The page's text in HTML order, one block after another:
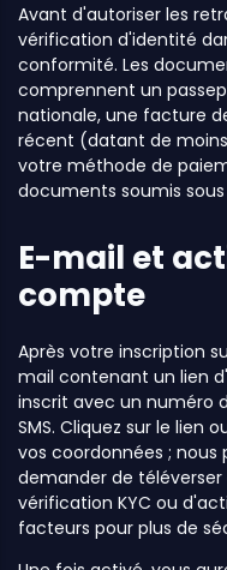
Avant d'autoriser les
vérification d'identité
conformité. Les
comprennent un
nationale, une facture
récent (datant de
votre méthode de
documents soumis
E-mail et
compte
Après votre inscription
mail contenant un lien
inscrit avec un numéro
SMS. Cliquez sur le lien
vos coordonnées ;
demander de
vérification KYC ou
facteurs pour plus de